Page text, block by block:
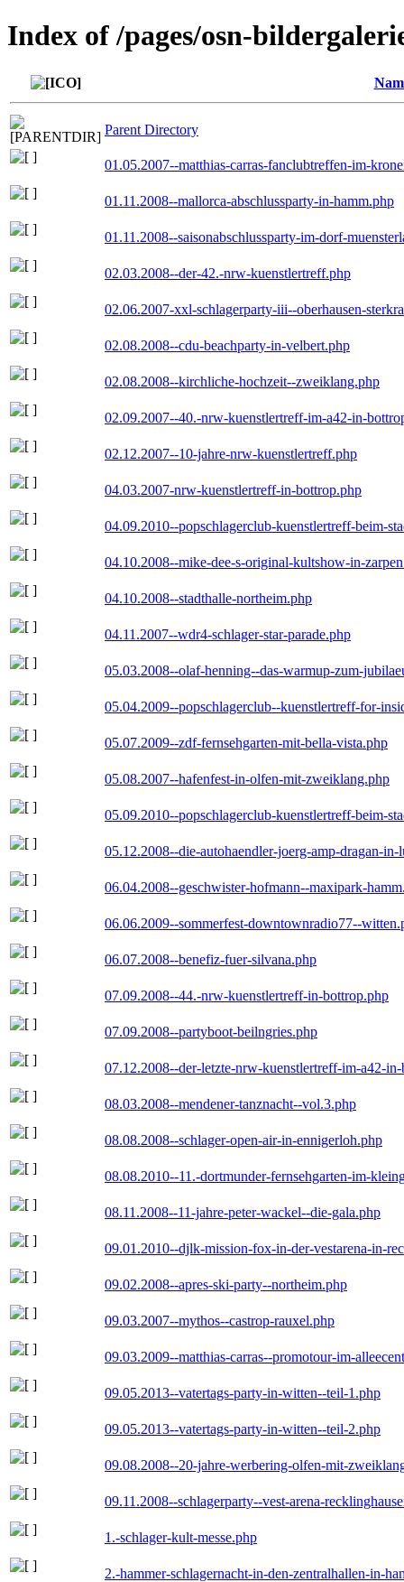
Index of /pages/osn-
Parent Directory
01.05.2007--matthias-carras-fanclubtreffen-im-
01.11.2008--mallorca-abschlussparty-in-hamm.php
01.11.2008--saisonabschlussparty-im-dorf-
02.03.2008--der-42.-nrw-kuenstlertreff.php
02.06.2007-xxl-schlagerparty-iii--oberhausen-
02.08.2008--cdu-beachparty-in-velbert.php
02.08.2008--kirchliche-hochzeit--zweiklang.php
02.09.2007--40.-nrw-kuenstlertreff-im-a42-in-
02.12.2007--10-jahre-nrw-kuenstlertreff.php
04.03.2007-nrw-kuenstlertreff-in-bottrop.php
04.09.2010--popschlagerclub-kuenstlertreff-beim-
04.10.2008--mike-dee-s-original-kultshow-in-
04.10.2008--stadthalle-northeim.php
04.11.2007--wdr4-schlager-star-parade.php
05.03.2008--olaf-henning--das-warmup-zum-
05.04.2009--popschlagerclub--kuenstlertreff-for-
05.07.2009--zdf-fernsehgarten-mit-bella-vista.php
05.08.2007--hafenfest-in-olfen-mit-zweiklang.php
05.09.2010--popschlagerclub-kuenstlertreff-beim-
05.12.2008--die-autohaendler-joerg-amp-dragan-in-
06.04.2008--geschwister-hofmann--maxipark-
06.06.2009--sommerfest-downtownradio77--
06.07.2008--benefiz-fuer-silvana.php
07.09.2008--44.-nrw-kuenstlertreff-in-bottrop.php
07.09.2008--partyboot-beilngries.php
07.12.2008--der-letzte-nrw-kuenstlertreff-im-a42-
08.03.2008--mendener-tanznacht--vol.3.php
08.08.2008--schlager-open-air-in-ennigerloh.php
08.08.2010--11.-dortmunder-fernsehgarten-im-
08.11.2008--11-jahre-peter-wackel--die-gala.php
09.01.2010--djlk-mission-fox-in-der-vestarena-in-
09.02.2008--apres-ski-party--northeim.php
09.03.2007--mythos--castrop-rauxel.php
09.03.2009--matthias-carras--promotour-im-
09.05.2013--vatertags-party-in-witten--teil-1.php
09.05.2013--vatertags-party-in-witten--teil-2.php
09.08.2008--20-jahre-werbering-olfen-mit-
09.11.2008--schlagerparty--vest-arena-
1.-schlager-kult-messe.php
2.-hammer-schlagernacht-in-den-zentralhallen-in-